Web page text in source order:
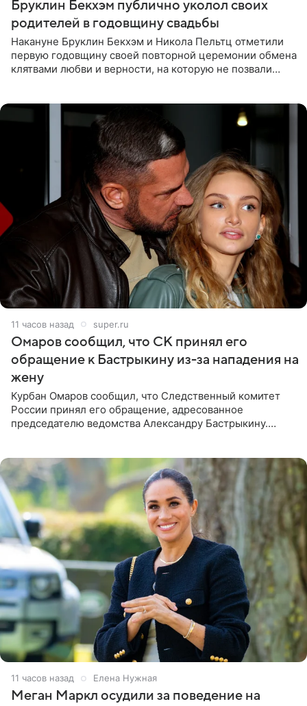
Бруклин Бекхэм публично уколол своих
родителей в годовщину свадьбы
Накануне Бруклин Бекхэм и Никола Пельтц отметили
первую годовщину своей повторной церемонии обмена
клятвами любви и верности, на которую не позвали
11 часов назад super.ru
Омаров сообщил, что СК принял его
обращение к Бастрыкину из-за нападения на
жену
Курбан Омаров сообщил, что Следственный комитет
России принял его обращение, адресованное
председателю ведомства Александру Бастрыкину.
11 часов назад Елена Нужная
Меган Маркл осудили за поведение на